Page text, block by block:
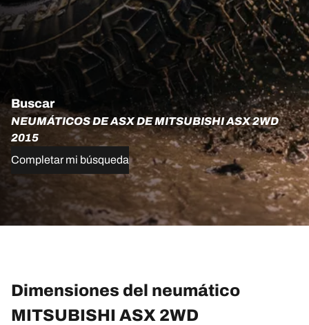
Buscar
NEUMÁTICOS DE ASX DE MITSUBISHI ASX 2WD
2015
Completar mi búsqueda
Dimensiones del neumático
MITSUBISHI ASX 2WD